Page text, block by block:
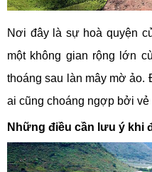
Nơi đây là sự hoà quyện
một không gian rộng lớn
thoáng sau làn mây mờ ảo.
ai cũng choáng ngợp bởi vẻ
Những điều cần lưu ý khi